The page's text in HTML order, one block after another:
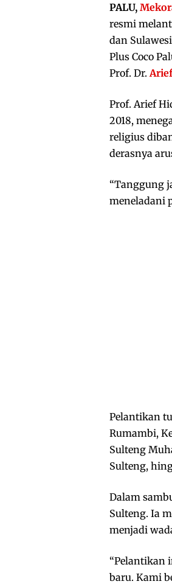
PALU,
resmi
dan
Plus Coco
Prof. Dr.
Prof. Arief
2018,
religius
derasnya
“Tanggung
meneladani
Pelantikan
Rumambi,
Sulteng
Sulteng,
Dalam
Sulteng. Ia
menjadi
“Pelantikan
baru. Kami